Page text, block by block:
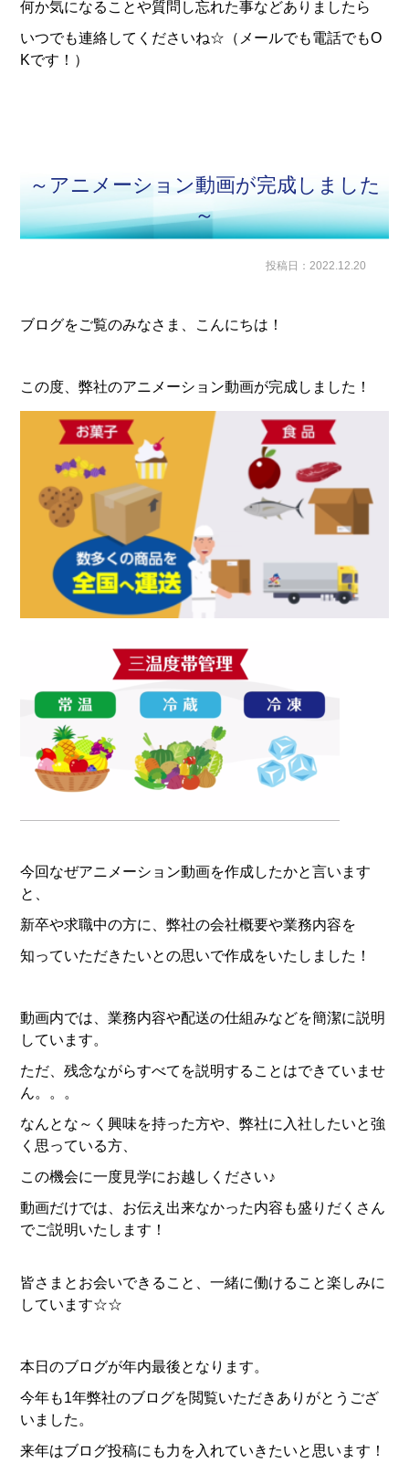
何か気になることや質問し忘れた事などありましたら
いつでも連絡してくださいね☆（メールでも電話でもO
Kです！）
～アニメーション動画が完成しました
～
投稿日：2022.12.20
ブログをご覧のみなさま、こんにちは！
この度、弊社のアニメーション動画が完成しました！
今回なぜアニメーション動画を作成したかと言います
と、
新卒や求職中の方に、弊社の会社概要や業務内容を
知っていただきたいとの思いで作成をいたしました！
動画内では、業務内容や配送の仕組みなどを簡潔に説明
しています。
ただ、残念ながらすべてを説明することはできていませ
ん。。。
なんとな～く興味を持った方や、弊社に入社したいと強
く思っている方、
この機会に一度見学にお越しください♪
動画だけでは、お伝え出来なかった内容も盛りだくさん
でご説明いたします！
皆さまとお会いできること、一緒に働けること楽しみに
しています☆☆
本日のブログが年内最後となります。
今年も1年弊社のブログを閲覧いただきありがとうござ
いました。
来年はブログ投稿にも力を入れていきたいと思います！